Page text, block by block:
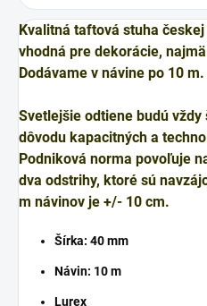
Kvalitná taftová stuha
vhodná pre dekorácie,
Dodávame v návine po 10 m.
Svetlejšie odtiene budú
dôvodu kapacitných a
Podniková norma povoľuje
dva odstrihy, ktoré sú
m návinov je +/- 10 cm.
Šírka: 40 mm
Návin: 10 m
Lurex